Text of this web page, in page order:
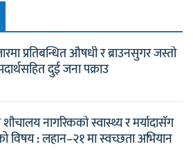
प्रतिबन्धित औषधी र ब्राउनसुगर जस्तो
दुई जना पक्राउ
शौचालय नागरिकको स्वास्थ्य र मर्यादासँग
विषय : लहान–२१ मा स्वच्छता अभियान